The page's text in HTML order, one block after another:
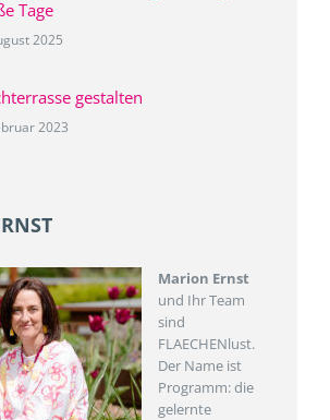
Tage
2025
gestalten
2023
Marion Ernst
und Ihr Team
sind
FLAECHENlust.
Der Name ist
Programm: die
gelernte